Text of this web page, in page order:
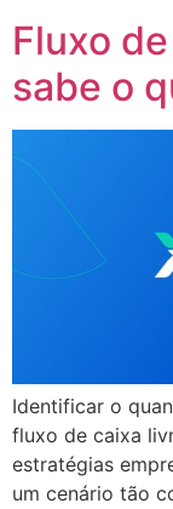
Fluxo
sabe o
Identificar o
fluxo de caixa
estratégias
um cenário tão